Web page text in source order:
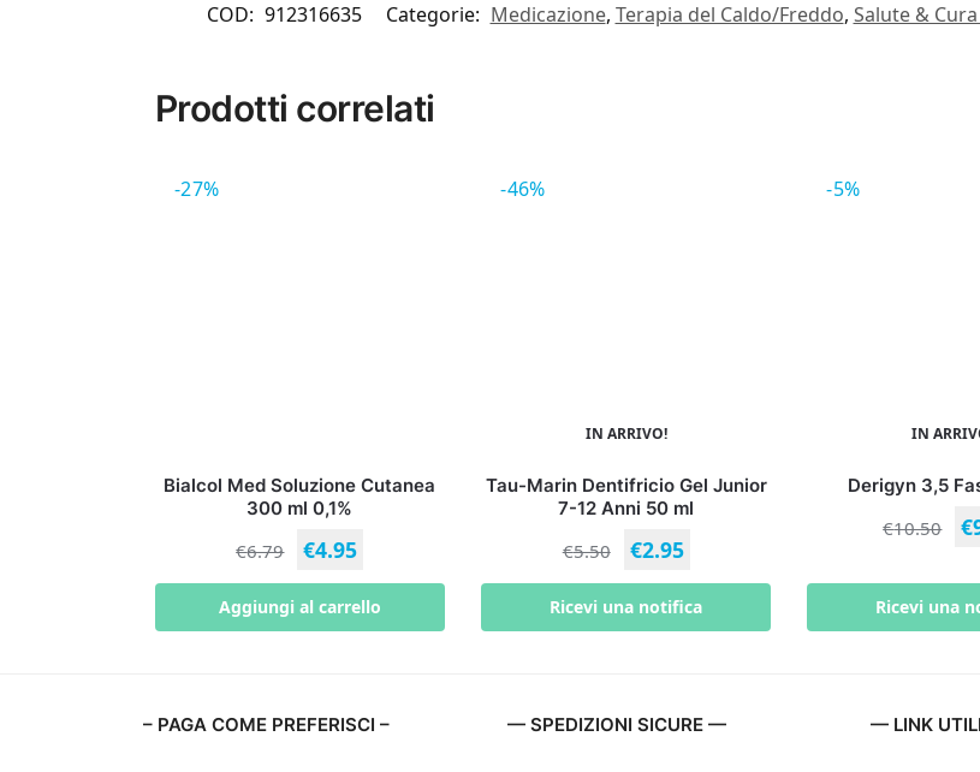
COD: 912316635 Categorie: Medicazione, Terapia del Caldo/Freddo, Salute &
Prodotti correlati
-27%
Bialcol Med Soluzione Cutanea
300 ml 0,1%
€6.79 €4.95
Aggiungi al carrello
-46%
IN ARRIVO!
Tau-Marin Dentifricio Gel Junior
7-12 Anni 50 ml
€5.50 €2.95
Ricevi una notifica
-5%
IN
Derigyn 3,5
€10.50 €
Ricevi una
– PAGA COME PREFERISCI – — SPEDIZIONI SICURE — — LINK